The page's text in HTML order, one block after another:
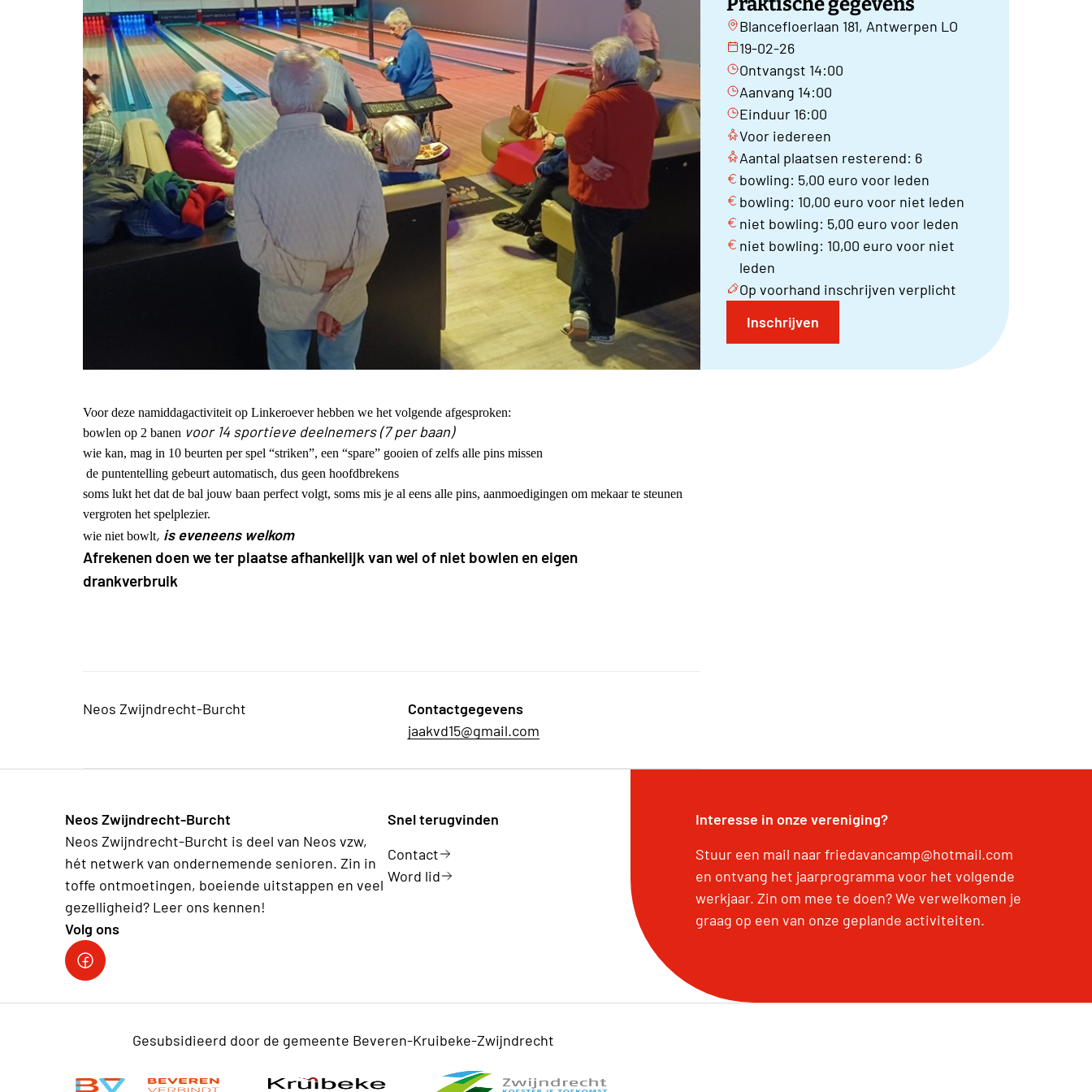
Blancefloerlaan 181, Antwerpen LO
19-02-26
Ontvangst 14:00
Aanvang 14:00
Einduur 16:00
Voor iedereen
Aantal plaatsen resterend: 6
bowling: 5,00 euro voor leden
bowling: 10,00 euro voor niet leden
niet bowling: 5,00 euro voor leden
niet bowling: 10,00 euro voor niet
leden
Op voorhand inschrijven verplicht
Inschrijven
Voor deze namiddagactiviteit op Linkeroever hebben we het volgende afgesproken:
bowlen op 2 banen voor 14 sportieve deelnemers (7 per baan)
wie kan, mag in 10 beurten per spel “striken”, een “spare” gooien of zelfs alle pins missen
de puntentelling gebeurt automatisch, dus geen hoofdbrekens
soms lukt het dat de bal jouw baan perfect volgt, soms mis je al eens alle pins, aanmoedigingen om mekaar te steunen
vergroten het spelplezier.
wie niet bowlt, is eveneens welkom
Afrekenen doen we ter plaatse afhankelijk van wel of niet bowlen en eigen
drankverbruik
Neos Zwijndrecht-Burcht
Contactgegevens
jaakvd15@gmail.com
Neos Zwijndrecht-Burcht
Neos Zwijndrecht-Burcht is deel van Neos vzw,
hét netwerk van ondernemende senioren. Zin in
toffe ontmoetingen, boeiende uitstappen en veel
gezelligheid? Leer ons kennen!
Volg ons
facebook site
Snel terugvinden
Contact
Word lid
Interesse in onze vereniging?
Stuur een mail naar friedavancamp@hotmail.com
en ontvang het jaarprogramma voor het volgende
werkjaar. Zin om mee te doen? We verwelkomen je
graag op een van onze geplande activiteiten.
Gesubsidieerd door de gemeente Beveren-Kruibeke-Zwijndrecht